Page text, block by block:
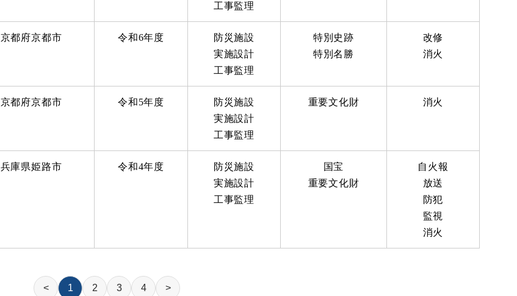
工事監理
京都府京都市 令和6年度
防災施設
実施設計
工事監理
特別史跡
特別名勝
改修
消火
京都府京都市 令和5年度
防災施設
実施設計
工事監理
重要文化財 消火
兵庫県姫路市 令和4年度
防災施設
実施設計
工事監理
国宝
重要文化財
自火報
放送
防犯
監視
消火
< 1 2 3 4 >